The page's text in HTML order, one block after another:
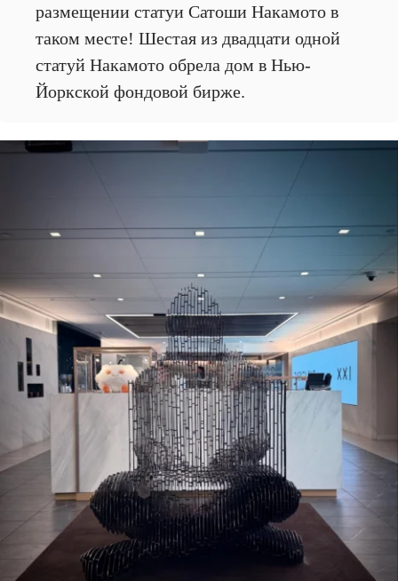
размещении статуи Сатоши Накамото в
таком месте! Шестая из двадцати одной
статуй Накамото обрела дом в Нью-
Йоркской фондовой бирже.